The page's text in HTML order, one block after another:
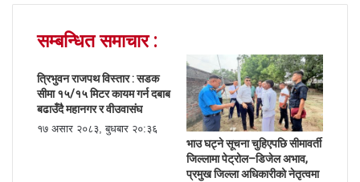
सम्बन्धित समाचार :
त्रिभुवन राजपथ विस्तार : सडक
सीमा १५/१५ मिटर कायम गर्न दबाब
बढाउँदै महानगर र वीउवासंघ
१७ असार २०८३, बुधबार २०:३६
भाउ घट्ने सूचना चुहिएपछि सीमावर्ती
जिल्लामा पेट्रोल–डिजेल अभाव,
प्रमुख जिल्ला अधिकारीको नेतृत्वमा